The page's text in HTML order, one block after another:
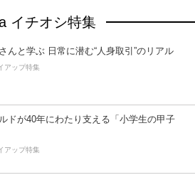
イチオシ特集
んと学ぶ 日常に潜む“人身取引”のリアル
アップ特集
ドが40年にわたり支える「小学生の甲子
アップ特集